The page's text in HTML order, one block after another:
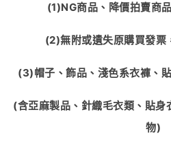
(1)NG商品、降價拍賣商
(2)無附或遺失原購買發票
(3)帽子、飾品、淺色系衣褲、
(含亞麻製品、針織毛衣類、貼身
物)